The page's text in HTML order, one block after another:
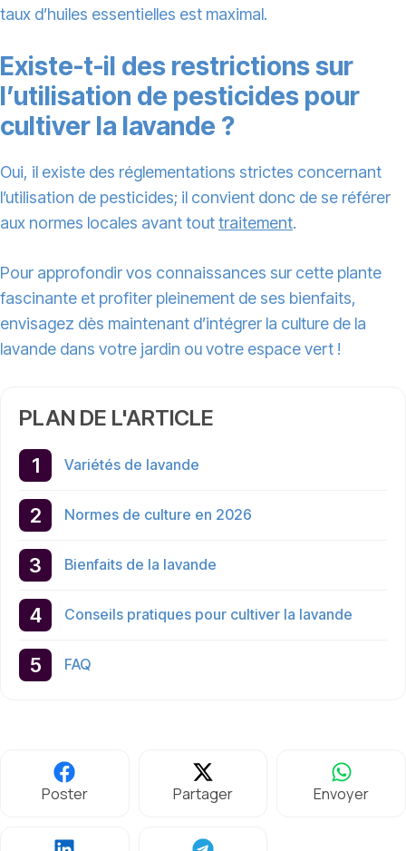
taux d’huiles essentielles est maximal.
Existe-t-il des restrictions sur
l’utilisation de pesticides pour
cultiver la lavande ?
Oui, il existe des réglementations strictes concernant
l’utilisation de pesticides; il convient donc de se référer
aux normes locales avant touttraitement.
Pour approfondir vos connaissances sur cette plante
fascinante et profiter pleinement de ses bienfaits,
envisagez dès maintenant d’intégrer la culture de la
lavande dans votre jardin ou votre espace vert !
PLAN DE L'ARTICLE
Variétés de lavande
Normes de culture en 2026
Bienfaits de la lavande
Conseils pratiques pour cultiver la lavande
FAQ
Poster Partager Envoyer